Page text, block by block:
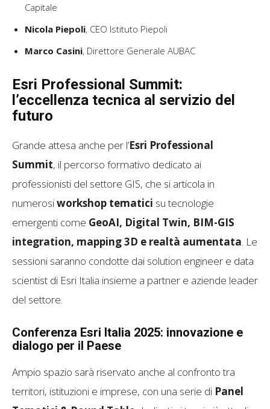
Capitale
Nicola Piepoli, CEO Istituto Piepoli
Marco Casini, Direttore Generale AUBAC
Esri Professional Summit:
l’eccellenza tecnica al servizio del
futuro
Grande attesa anche per l’Esri Professional
Summit, il percorso formativo dedicato ai
professionisti del settore GIS, che si articola in
numerosiworkshop tematici su tecnologie
emergenti come GeoAI, Digital Twin, BIM-GIS
integration, mapping 3D e realtà aumentata . Le
sessioni saranno condotte dai solution engineer e data
scientist di Esri Italia insieme a partner e aziende leader
del settore.
Conferenza Esri Italia 2025: innovazione e
dialogo per il Paese
Ampio spazio sarà riservato anche al confronto tra
territori, istituzioni e imprese, con una serie di Panel